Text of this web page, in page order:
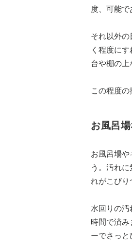
度、可能で
それ以外
く程度に
台や棚の上
この程度の
お風呂
お風呂場や
う。汚れ
れがこびり
水回りの
時間で済
ーでさっと